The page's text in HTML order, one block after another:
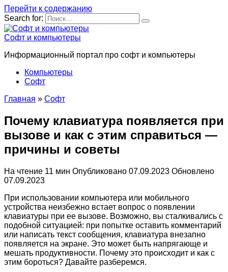
Перейти к содержанию
Search for:
Софт и компьютеры
Информационный портал про софт и компьютеры
Компьютеры
Софт
Главная » Софт
Почему клавиатура появляется при
вызове и как с этим справиться —
причины и советы
На чтение 11 мин Опубликовано 07.09.2023 Обновлено
07.09.2023
При использовании компьютера или мобильного
устройства неизбежно встает вопрос о появлении
клавиатуры при ее вызове. Возможно, вы сталкивались с
подобной ситуацией: при попытке оставить комментарий
или написать текст сообщения, клавиатура внезапно
появляется на экране. Это может быть напрягающе и
мешать продуктивности. Почему это происходит и как с
этим бороться? Давайте разберемся.